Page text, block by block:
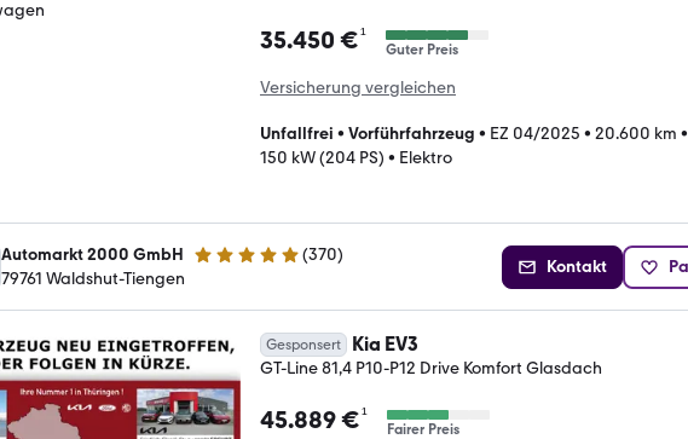
35.450 €¹
Guter Preis
Versicherung vergleichen
Unfallfrei • Vorführfahrzeug • EZ 04/2025 • 20.600 km •
150 kW (204 PS) • Elektro
Automarkt 2000 GmbH 4.8 Sterne (370)
79761 Waldshut-Tiengen
Kontakt
Gesponsert Kia EV3
GT-Line 81,4 P10-P12 Drive Komfort Glasdach
45.889 €¹
Fairer Preis